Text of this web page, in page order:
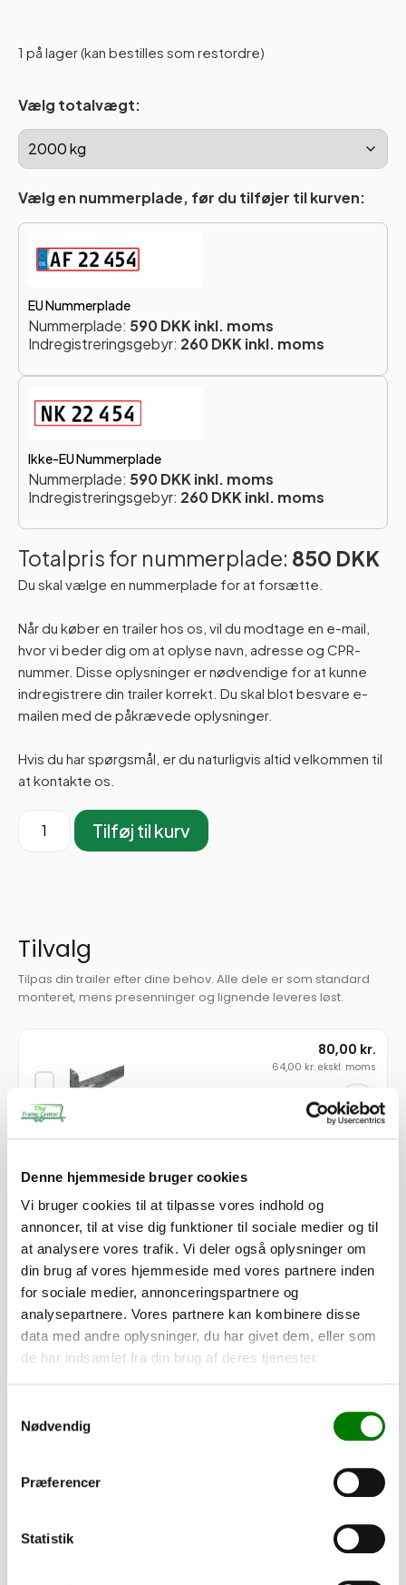
Denne hjemmeside bruger cookies
Vi bruger cookies til at tilpasse vores indhold og
annoncer, til at vise dig funktioner til sociale medier og til
at analysere vores trafik. Vi deler også oplysninger om
din brug af vores hjemmeside med vores partnere inden
for sociale medier, annonceringspartnere og
analysepartnere. Vores partnere kan kombinere disse
data med andre oplysninger, du har givet dem, eller som
de har indsamlet fra din brug af deres tjenester.
Nødvendig
Præferencer
Statistik
1 på lager (kan bestilles som restordre)
Vælg totalvægt:
Vælg en nummerplade, før du tilføjer til kurven:
EU Nummerplade
Nummerplade: 590 DKK inkl. moms
Indregistreringsgebyr: 260 DKK inkl. moms
Ikke-EU Nummerplade
Nummerplade: 590 DKK inkl. moms
Indregistreringsgebyr: 260 DKK inkl. moms
Totalpris for nummerplade: 850 DKK
Du skal vælge en nummerplade for at forsætte.
Når du køber en trailer hos os, vil du modtage en e-mail,
hvor vi beder dig om at oplyse navn, adresse og CPR-
nummer. Disse oplysninger er nødvendige for at kunne
indregistrere din trailer korrekt. Du skal blot besvare e-
mailen med de påkrævede oplysninger.
Hvis du har spørgsmål, er du naturligvis altid velkommen til
at kontakte os.
Tilføj til kurv
Tilvalg
Tilpas din trailer efter dine behov. Alle dele er som standard
monteret, mens presenninger og lignende leveres løst.
Skærmstiver f/skærmplade 3VT / T2 /
SKU: 40413
− +
80,00 kr.
64,00 kr. ekskl. moms
Værktøjskasse - 55x25x30 cm, Daken
SKU: 90813
880,00kr.
704,00kr. ekskl. moms
Lygtesæt LED, VA P2/P3/P4 Fristom
2.835,00kr.